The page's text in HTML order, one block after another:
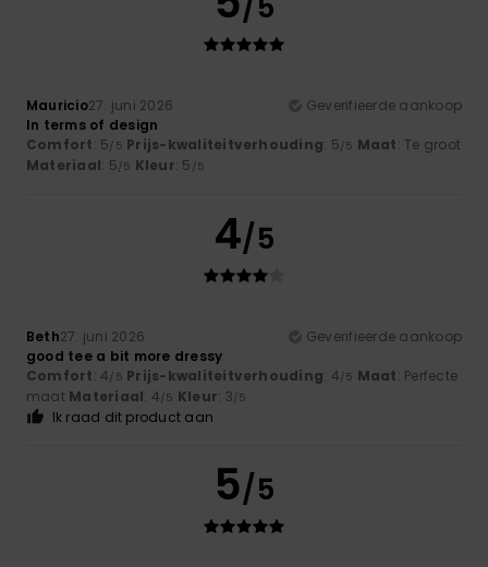
/5
Mauricio27. juni 2026
Geverifieerde aankoop
In terms of design
Comfort: 5/5 Prijs-kwaliteitverhouding: 5/5 Maat: Te groot
Materiaal: 5/5 Kleur: 5 /5
4/5
Beth27. juni 2026
Geverifieerde aankoop
good tee a bit more dressy
Comfort: 4/5 Prijs-kwaliteitverhouding: 4/5 Maat: Perfecte
maat Materiaal: 4/5 Kleur: 3/5
Ik raad dit product aan
5/5